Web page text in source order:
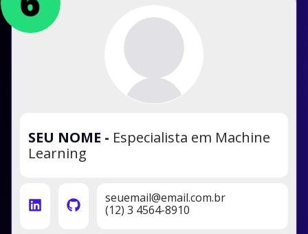
SEU NOME - Especialista em Machine
Learning
seuemail@email.com.br
(12) 3 4564-8910